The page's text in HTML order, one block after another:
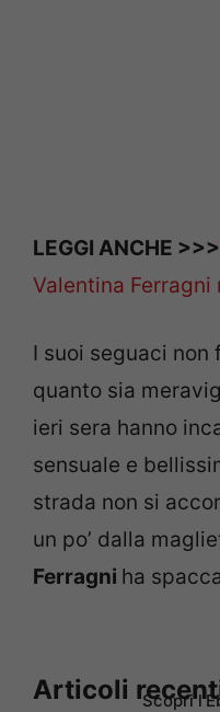
LEGGI ANCHE >>>
Valentina Ferragni
I suoi seguaci non
quanto sia
ieri sera hanno
sensuale e
strada non si
un po’ dalla
Ferragni ha
Articoli
Scopri